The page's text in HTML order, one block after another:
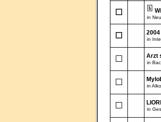
in
in
Arzt
in
in
in